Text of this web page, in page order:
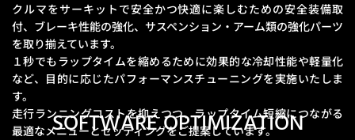
クルマをサーキットで安全かつ快適に楽しむための安全装備取
付、ブレーキ性能の強化、 サスペンション・アーム類の強化パーツ
を取り揃えています。
１秒でもラップタイムを縮めるために効果的な冷却性能や軽量化
など、 目的に応じたパフォーマンスチューニングを実施いたしま
す。
走行ランニングコストを抑えつつ、ラップタイム短縮につながる
最適なメニューとセッティングをご提案しています。
SOFTWARE OPTIMIZATION